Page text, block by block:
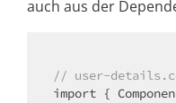
auch aus der
// user-
import {